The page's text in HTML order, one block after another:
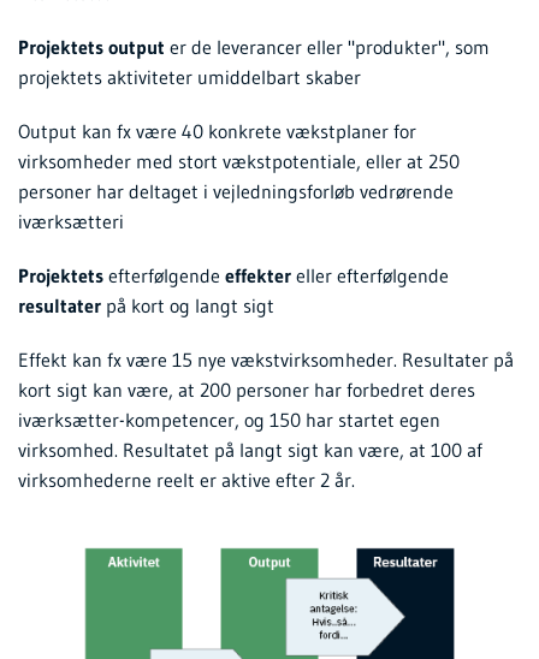
Projektets output er de leverancer eller "produkter", som
projektets aktiviteter umiddelbart skaber
Output kan fx være 40 konkrete vækstplaner for
virksomheder med stort vækstpotentiale, eller at 250
personer har deltaget i vejledningsforløb vedrørende
iværksætteri
Projektets efterfølgende effekter eller efterfølgende
resultater på kort og langt sigt
Effekt kan fx være 15 nye vækstvirksomheder. Resultater på
kort sigt kan være, at 200 personer har forbedret deres
iværksætter-kompetencer, og 150 har startet egen
virksomhed. Resultatet på langt sigt kan være, at 100 af
virksomhederne reelt er aktive efter 2 år.